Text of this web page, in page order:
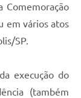
Comemoração
em vários atos
SP.
execução do
(também